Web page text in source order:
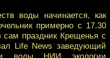
воды начинается, как
примерно с 17.30
сам праздник Крещенья с
Life News заведующий
воды НИИ экологии